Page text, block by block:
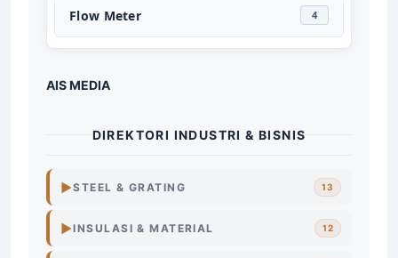
Flow Meter 4
AIS MEDIA
DIREKTORI INDUSTRI & BISNIS
▶STEEL & GRATING 13
Steel Grating Surabaya
▶INSULASI & MATERIAL 12